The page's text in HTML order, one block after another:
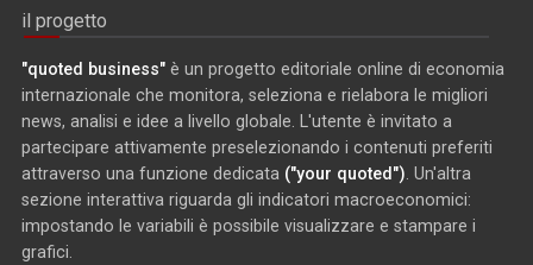
il progetto
"quoted business" è un progetto editoriale online di economia
internazionale che monitora, seleziona e rielabora le migliori
news, analisi e idee a livello globale. L'utente è invitato a
partecipare attivamente preselezionando i contenuti preferiti
attraverso una funzione dedicata ("your quoted") . Un'altra
sezione interattiva riguarda gli indicatori macroeconomici:
impostando le variabili è possibile visualizzare e stampare i
grafici.